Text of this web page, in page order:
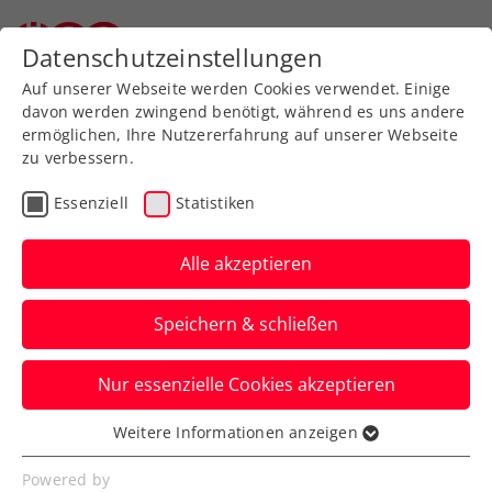
Aktuelle News
News filtern
Datenschutzeinstellungen
Auf unserer Webseite werden Cookies verwendet. Einige
davon werden zwingend benötigt, während es uns andere
ermöglichen, Ihre Nutzererfahrung auf unserer Webseite
zu verbessern.
Essenziell Statistiken
Alle akzeptieren
Speichern & schließen
Nur essenzielle Cookies akzeptieren
Essenziell
Essenzielle Cookies werden für grundlegende
Weitere Informationen anzeigen
Powered by